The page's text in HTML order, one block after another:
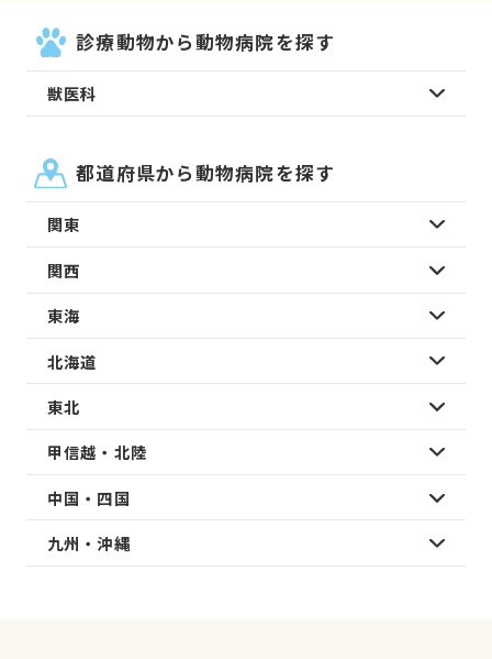
診療動物から動物病院を探す
獣医科
都道府県から動物病院を探す
関東
関西
東海
北海道
東北
甲信越・北陸
中国・四国
九州・沖縄